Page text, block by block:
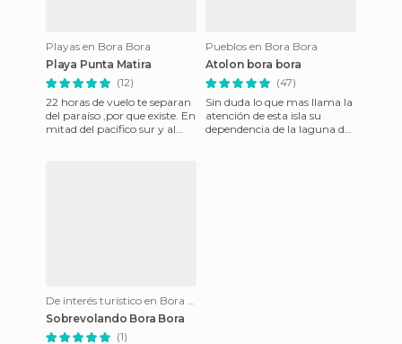
Playas en Bora Bora
Playa Punta Matira
(12)
22 horas de vuelo te separan
del paraíso ,por que existe. En
mitad del pacífico sur y al
Pueblos en Bora Bora
Atolon bora bora
(47)
Sin duda lo que mas llama la
atención de esta isla su
dependencia de la laguna de
De interés turístico en Bora Bora
Sobrevolando Bora Bora
(1)